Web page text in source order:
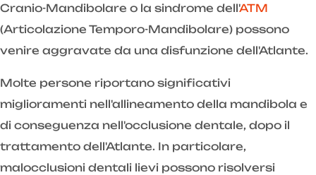
Cranio-Mandibolare o la sindrome dell'ATM
(Articolazione Temporo-Mandibolare) possono
venire aggravate da una disfunzione dell'Atlante.
Molte persone riportano significativi
miglioramenti nell'allineamento della mandibola e
di conseguenza nell'occlusione dentale, dopo il
trattamento dell'Atlante. In particolare,
malocclusioni dentali lievi possono risolversi